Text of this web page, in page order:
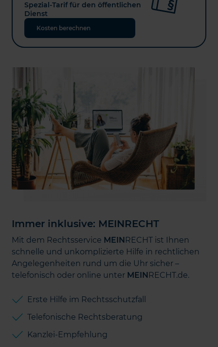
Spezial-Tarif für den öffentlichen
Dienst
Kosten berechnen
Immer inklusive: MEINRECHT
Mit dem Rechtsservice MEINRECHT ist Ihnen
schnelle und unkomplizierte Hilfe in rechtlichen
Angelegenheiten rund um die Uhr sicher –
telefonisch oder online unter MEINRECHT.de.
Erste Hilfe im Rechtsschutzfall
Telefonische Rechtsberatung
Kanzlei-Empfehlung